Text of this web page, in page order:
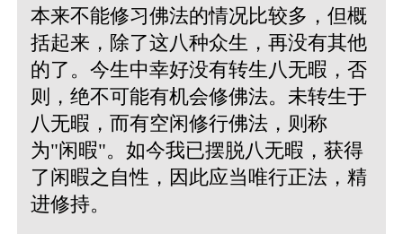
本来不能修习佛法的情况比较多，但概
括起来，除了这八种众生，再没有其他
的了。今生中幸好没有转生八无暇，否
则，绝不可能有机会修佛法。未转生于
八无暇，而有空闲修行佛法，则称
为"闲暇"。如今我已摆脱八无暇，获得
了闲暇之自性，因此应当唯行正法，精
进修持。